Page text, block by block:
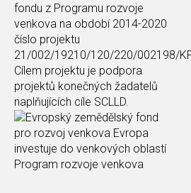
fondu z Programu rozvoje
venkova na období 2014-2020
číslo projektu
21/002/19210/120/220/002198/
Cílem projektu je podpora
projektů konečných žadatelů
naplňujících cíle SCLLD.